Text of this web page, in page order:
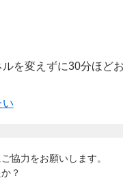
を変えずに30分ほどお
い
協力をお願いします。
？